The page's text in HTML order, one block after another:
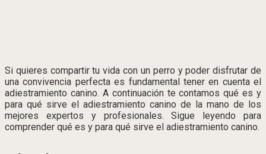
Si quieres compartir tu vida con un perro y poder disfrutar de
una convivencia perfecta es fundamental tener en cuenta el
adiestramiento canino. A continuación te contamos qué es y
para qué sirve el adiestramiento canino de la mano de los
mejores expertos y profesionales. Sigue leyendo para
comprender qué es y para qué sirve el adiestramiento canino.